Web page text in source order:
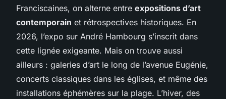
Franciscaines, on alterne entre expositions d’art
contemporain et rétrospectives historiques. En
2026, l’expo sur André Hambourg s’inscrit dans
cette lignée exigeante. Mais on trouve aussi
ailleurs : galeries d’art le long de l’avenue Eugénie,
concerts classiques dans les églises, et même des
installations éphémères sur la plage. L’hiver, des